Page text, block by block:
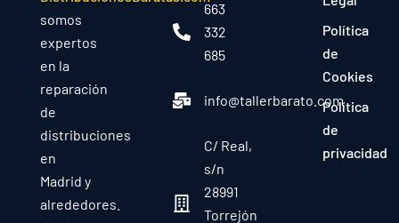
somos
expertos
en la
reparación
de
distribuciones
en
Madrid y
alrededores.
663
332
685
info@tallerbarato.com
C/ Real,
s/n
28991
Torrejón
Política
de
Cookies
Política
de
privacidad